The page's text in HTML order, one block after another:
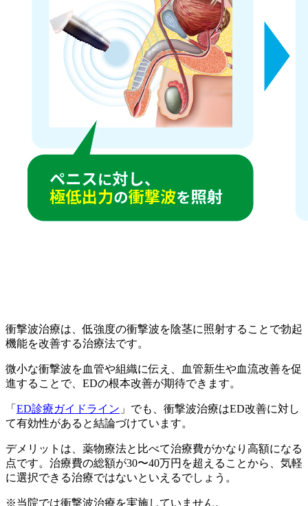
衝撃波治療は、低強度の衝撃波を陰茎に照射することで勃起
機能を改善する治療法です。
微小な衝撃波を血管や組織に伝え、
血管新生や血流改善を促
進することで、EDの根本改善が期待できます。
「 ED診療ガイドライン 」でも、衝撃波治療はED改善に対し
て有効性があると結論づけています。
デメリットは、薬物療法と比べて治療費がかなり高額になる
点です。 治療費の総額が30〜40万円を超える ことから、気軽
に選択できる治療ではないといえるでしょう。
※当院では衝撃波治療を実施していません。